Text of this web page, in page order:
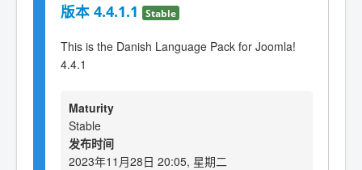
版本 4.4.1.1 Stable
This is the Danish Language Pack for Joomla!
4.4.1
Maturity
Stable
发布时间
2023年11月28日 20:05, 星期二